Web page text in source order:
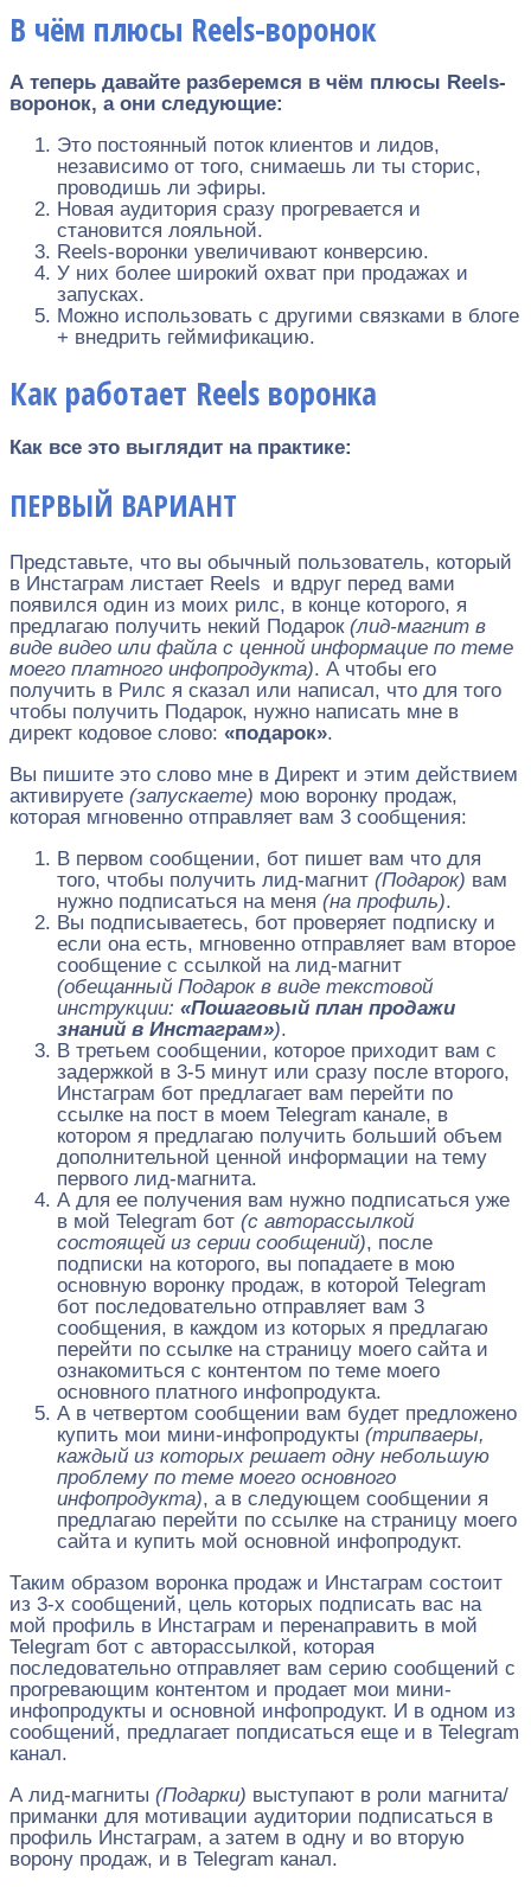
В чём плюсы Reels-воронок
А теперь давайте разберемся в чём плюсы Reels-
воронок, а они следующие:
Это постоянный поток клиентов и лидов,
независимо от того, снимаешь ли ты сторис,
проводишь ли эфиры.
Новая аудитория сразу прогревается и
становится лояльной.
Reels-воронки увеличивают конверсию.
У них более широкий охват при продажах и
запусках.
Можно использовать с другими связками в блоге
+ внедрить геймификацию.
Как работает Reels воронка
Как все это выглядит на практике:
ПЕРВЫЙ ВАРИАНТ
Представьте, что вы обычный пользователь, который
в Инстаграм листает Reels и вдруг перед вами
появился один из моих рилс, в конце которого, я
предлагаю получить некий Подарок (лид-магнит в
виде видео или файла с ценной информацие по теме
моего платного инфопродукта). А чтобы его
получить в Рилс я сказал или написал, что для того
чтобы получить Подарок, нужно написать мне в
директ кодовое слово: «подарок».
Вы пишите это слово мне в Директ и этим действием
активируете (запускаете) мою воронку продаж,
которая мгновенно отправляет вам 3 сообщения:
В первом сообщении, бот пишет вам что для
того, чтобы получить лид-магнит (Подарок) вам
нужно подписаться на меня (на профиль).
Вы подписываетесь, бот проверяет подписку и
если она есть, мгновенно отправляет вам второе
сообщение с ссылкой на лид-магнит
(обещанный Подарок в виде текстовой
инструкции: «Пошаговый план продажи
знаний в Инстаграм»).
В третьем сообщении, которое приходит вам с
задержкой в 3-5 минут или сразу после второго,
Инстаграм бот предлагает вам перейти по
ссылке на пост в моем Telegram канале, в
котором я предлагаю получить больший объем
дополнительной ценной информации на тему
первого лид-магнита.
А для ее получения вам нужно подписаться уже
в мой Telegram бот (с авторассылкой
состоящей из серии сообщений), после
подписки на которого, вы попадаете в мою
основную воронку продаж, в которой Telegram
бот последовательно отправляет вам 3
сообщения, в каждом из которых я предлагаю
перейти по ссылке на страницу моего сайта и
ознакомиться с контентом по теме моего
основного платного инфопродукта.
А в четвертом сообщении вам будет предложено
купить мои мини-инфопродукты (трипваеры,
каждый из которых решает одну небольшую
проблему по теме моего основного
инфопродукта), а в следующем сообщении я
предлагаю перейти по ссылке на страницу моего
сайта и купить мой основной инфопродукт.
Таким образом воронка продаж и Инстаграм состоит
из 3-х сообщений, цель которых подписать вас на
мой профиль в Инстаграм и перенаправить в мой
Telegram бот с авторассылкой, которая
последовательно отправляет вам серию сообщений с
прогревающим контентом и продает мои мини-
инфопродукты и основной инфопродукт. И в одном из
сообщений, предлагает попдисаться еще и в Telegram
канал.
А лид-магниты (Подарки) выступают в роли магнита/
приманки для мотивации аудитории подписаться в
профиль Инстаграм, а затем в одну и во вторую
ворону продаж, и в Telegram канал.